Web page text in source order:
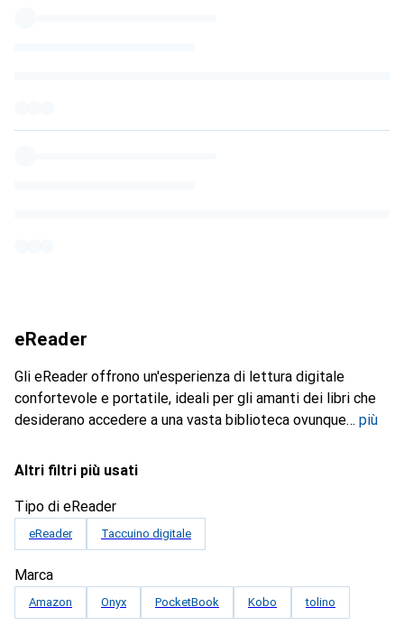
eReader
Gli eReader offrono un'esperienza di lettura digitale
confortevole e portatile, ideali per gli amanti dei libri che
desiderano accedere a una vasta biblioteca ovunque
più
Altri filtri più usati
Tipo di eReader
eReader Taccuino digitale
Marca
Amazon Onyx PocketBook Kobo tolino